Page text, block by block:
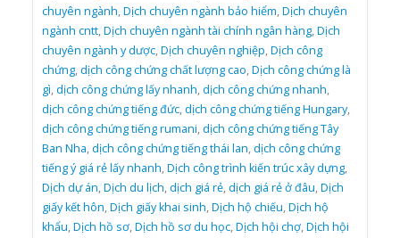
chuyên ngành,Dịch chuyên ngành bảo hiểm,Dịch chuyên
ngành cntt,Dịch chuyên ngành tài chính ngân hàng,Dịch
chuyên ngành y dược,Dịch chuyên nghiệp,Dịch công
chứng,dịch công chứng chất lượng cao,Dịch công chứng là
gì,dịch công chứng lấy nhanh,dịch công chứng nhanh,
dịch công chứng tiếng đức,dịch công chứng tiếng Hungary,
dịch công chứng tiếng rumani,dịch công chứng tiếng Tây
Ban Nha,dịch công chứng tiếng thái lan,dịch công chứng
tiếng ý giá rẻ lấy nhanh,Dịch công trình kiến trúc xây dựng,
Dịch dự án,Dịch du lịch,dịch giá rẻ,dịch giá rẻ ở đâu,Dịch
giấy kết hôn,Dịch giấy khai sinh,Dịch hộ chiếu,Dịch hộ
khẩu,Dịch hồ sơ,Dịch hồ sơ du học,Dịch hội chợ,Dịch hội